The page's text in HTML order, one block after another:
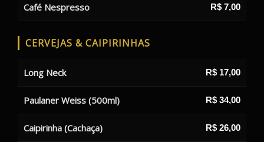
Café Nespresso R$ 7,00
CERVEJAS & CAIPIRINHAS
Long Neck R$ 17,00
Paulaner Weiss (500ml) R$ 34,00
Caipirinha (Cachaça) R$ 26,00